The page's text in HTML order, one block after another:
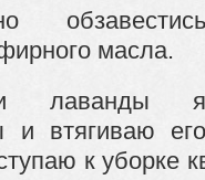
обзавестись
масла.
лаванды я
и втягиваю его
к уборке